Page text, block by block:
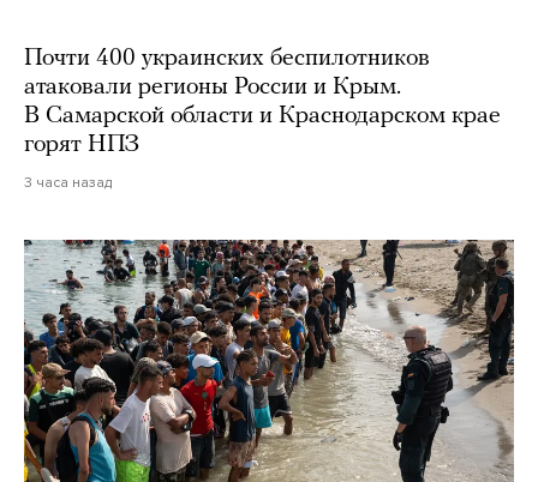
Почти 400 украинских беспилотников
атаковали регионы России и Крым.
В Самарской области и Краснодарском крае
горят НПЗ
3 часа назад